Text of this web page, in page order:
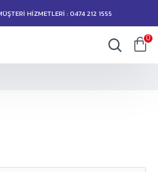
HİZMETLERİ : 0474 212 1555
0